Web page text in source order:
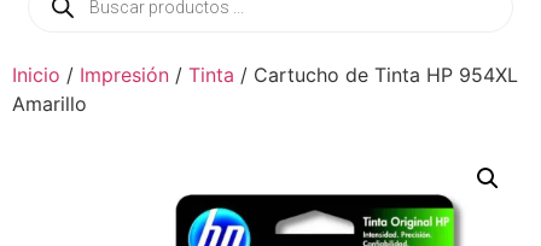
Inicio / Impresión / Tinta / Cartucho de Tinta HP 954XL
Amarillo